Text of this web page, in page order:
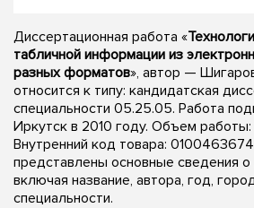
Диссертационная работа «
табличной информации из
разных форматов», автор —
относится к типу: кандидатская
специальности 05.25.05. Работа
Иркутск в 2010 году. Объем работы:
Внутренний код товара:
представлены основные сведения о
включая название, автора, год,
специальности.